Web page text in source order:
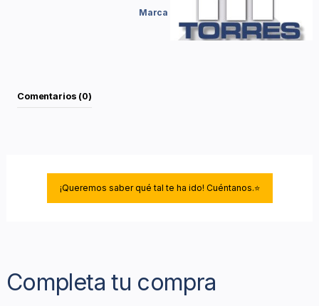
Marca
Comentarios (0)
¡Queremos saber qué tal te ha ido! Cuéntanos.⭐
Completa tu compra